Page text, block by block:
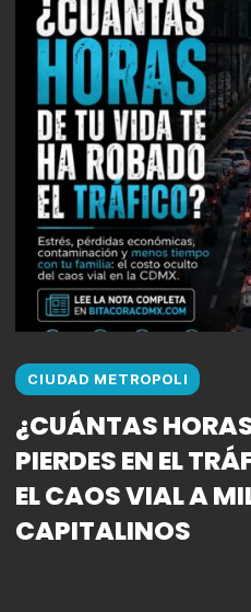
CIUDAD METROPOLI
¿CUÁNTAS
PIERDES EN EL
EL CAOS VIAL A
CAPITALINOS